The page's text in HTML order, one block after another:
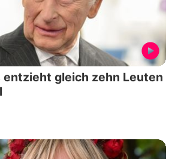
entzieht gleich zehn Leuten